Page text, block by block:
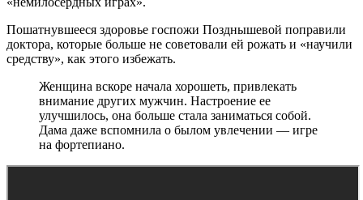
Пошатнувшееся здоровье госпожи Позднышевой поправили
доктора, которые больше не советовали ей рожать и «научили
средству», как этого избежать.
Женщина вскоре начала хорошеть, привлекать
внимание других мужчин. Настроение ее
улучшилось, она больше стала заниматься собой.
Дама даже вспомнила о былом увлечении — игре
на фортепиано.